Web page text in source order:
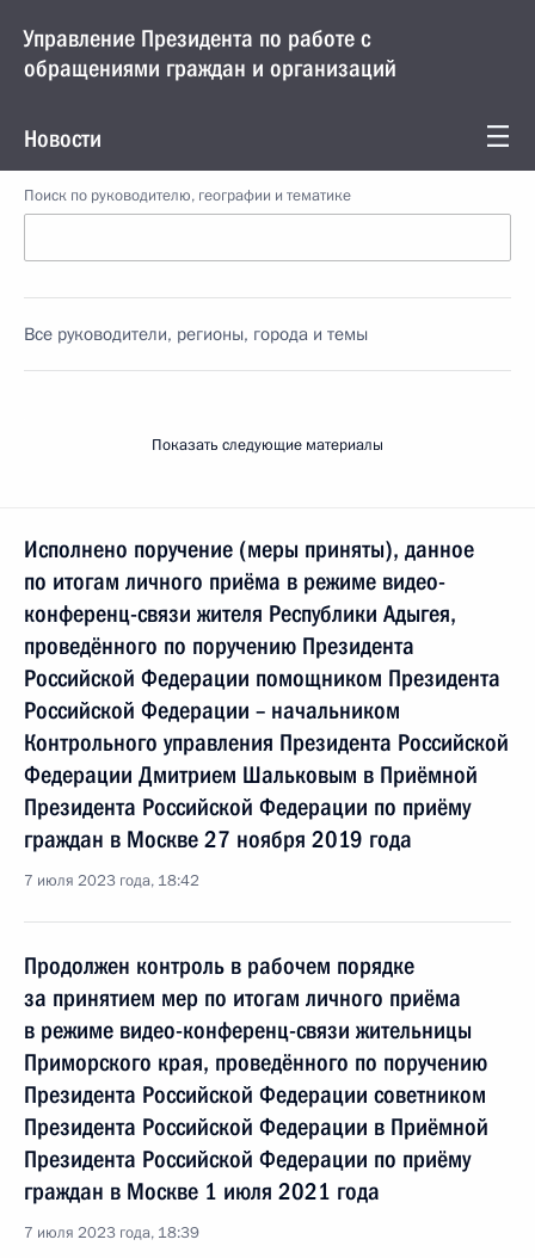
Управление Президента по работе с
обращениями граждан и организаций
Новости
Поиск по руководителю, географии и тематике
Все руководители, регионы, города и темы
Показать следующие материалы
Исполнено поручение (меры приняты), данное
по итогам личного приёма в режиме видео-
конференц-связи жителя Республики Адыгея,
проведённого по поручению Президента
Российской Федерации помощником Президента
Российской Федерации – начальником
Контрольного управления Президента Российской
Федерации Дмитрием Шальковым в Приёмной
Президента Российской Федерации по приёму
граждан в Москве 27 ноября 2019 года
7 июля 2023 года, 18:42
Продолжен контроль в рабочем порядке
за принятием мер по итогам личного приёма
в режиме видео-конференц-связи жительницы
Приморского края, проведённого по поручению
Президента Российской Федерации советником
Президента Российской Федерации в Приёмной
Президента Российской Федерации по приёму
граждан в Москве 1 июля 2021 года
7 июля 2023 года, 18:39